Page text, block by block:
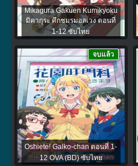
Mikagura Gakuen Kumikyoku
มิคากุระ ศึกชมรมอลเวง ตอนที่
1-12 ซับไทย
Oshiete! Galko-chan ตอนที่ 1-
12 OVA (BD) ซับไทย
จบแล้ว